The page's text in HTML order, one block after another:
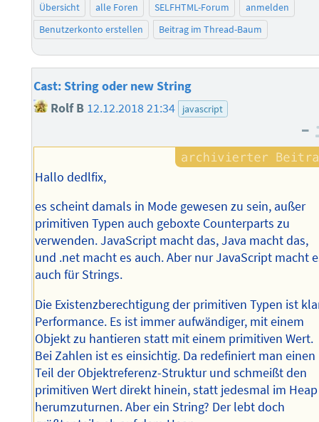
Übersicht alle Foren SELFHTML-Forum
anmelden
Benutzerkonto erstellen
Beitrag im Thread-Baum
Cast: String oder new String
Rolf B 12.12.2018 21:34 javascript
–
Hallo dedlfix,
es scheint damals in Mode gewesen zu sein, außer
primitiven Typen auch geboxte Counterparts zu
verwenden. JavaScript macht das, Java macht das,
und .net macht es auch. Aber nur JavaScript macht
auch für Strings.
Die Existenzberechtigung der primitiven Typen ist
Performance. Es ist immer aufwändiger, mit einem
Objekt zu hantieren statt mit einem primitiven Wert.
Bei Zahlen ist es einsichtig. Da redefiniert man einen
Teil der Objektreferenz-Struktur und schmeißt den
primitiven Wert direkt hinein, statt jedesmal im Heap
herumzuturnen. Aber ein String? Der lebt doch